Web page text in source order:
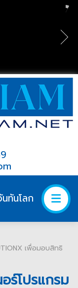
ทันโลก
เพื่อมอบสิทธิ
ร์โปรแกรม